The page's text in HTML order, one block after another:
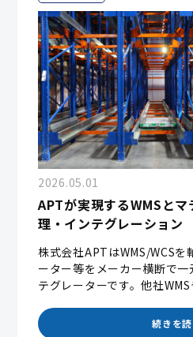
2026.05.01
APTが実現するWMSと
理・インテグレーション
株式会社APTはWMS/WCSを
ーター等をメーカー横断で
テグレーターです。他社
続きを